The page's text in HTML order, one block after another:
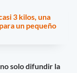
3 kilos, una
un pequeño
solo difundir la